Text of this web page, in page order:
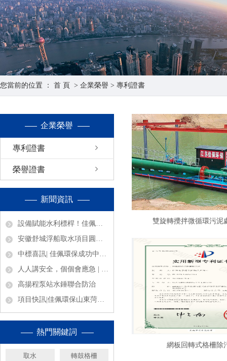
您當前的位置 ： 首 頁 > 企業榮譽 > 專利證書
企業榮譽
專利證書
榮譽證書
新聞資訊
設備賦能水利標桿！佳佩環保硬核護航泰興七圩港閘站工程
安徽舒城浮船取水項目圓滿交付
中標喜訊| 佳佩環保成功中標四川清淤取水平臺項目，強勢布局西南礦山環保市場
人人講安全，個個會應急 | 佳佩環保筑牢安全底線，平安護發展！
高揚程泵站水錘聯合防治
項目快訊|佳佩環保山東菏澤20萬m³/d凈水廠取水泵船項目圓滿竣工！
熱門關鍵詞
取水 轉鼓格柵
雙旋轉攪拌微循環污泥
網板回轉式格柵除